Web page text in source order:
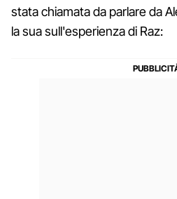
stata chiamata da parlare da
la sua sull'esperienza di Raz: